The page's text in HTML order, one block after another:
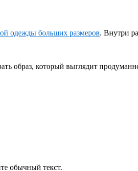
одежды больших размеров. Внутри
образ, который выглядит
обычный текст.